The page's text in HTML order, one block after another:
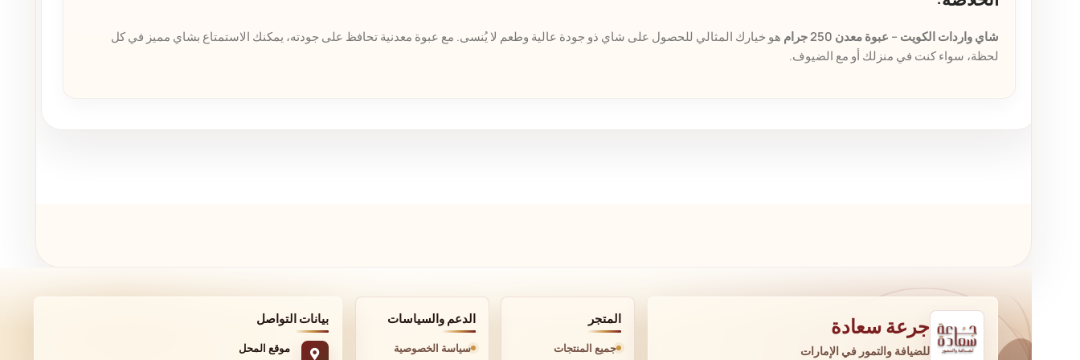
شاي واردات الكويت – عبوة معدن 250 جرام
هو خيارك المثالي للحصول على شاي ذو جودة عالية وطعم لا يُنسى. مع عبوة معدنية تحافظ على جودته، يمكنك الاستمتاع بشاي مميز في كل
لحظة، سواء كنت في منزلك أو مع الضيوف.
جرعة سعادة
للضيافة والتمور في الإمارات
المتجر
جميع المنتجات
الدعم والسياسات
سياسة الخصوصية
بيانات التواصل
موقع المحل